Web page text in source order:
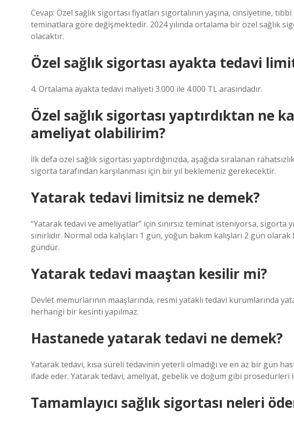
Cevap: Özel sağlık sigortası fiyatları sigortalının yaşına, cinsiyetine,
teminatlara göre değişmektedir. 2024 yılında ortalama bir özel sağlık
olacaktır.
Özel sağlık sigortası ayakta tedavi
4. Ortalama ayakta tedavi maliyeti 3.000 ile 4.000 TL arasındadır.
Özel sağlık sigortası yaptırdıktan ne
ameliyat olabilirim?
İlk defa özel sağlık sigortası yaptırdığınızda, aşağıda sıralanan
sigorta tarafından karşılanması için bir yıl beklemeniz gerekecektir.
Yatarak tedavi limitsiz ne demek?
“Yatarak tedavi ve ameliyatlar” için sınırsız teminat isteniyorsa, sigorta
sınırlıdır. Normal oda kalışları 1 gün, yoğun bakım kalışları 2 gün
gündür.
Yatarak tedavi maaştan kesilir mi?
Devlet memurlarının maaşlarında, resmi yataklı tedavi kurumlarında
herhangi bir kesinti yapılmaz.
Hastanede yatarak tedavi ne demek?
Yatarak tedavi, kısa süreli tedavinin yeterli olmadığı ve en az bir gün
ifade eder. Yatarak tedavi, ameliyat, gebelik ve doğum gibi prosedürleri
Tamamlayıcı sağlık sigortası neleri